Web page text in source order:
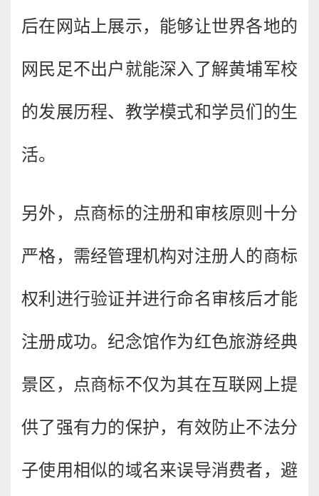
后在网站上展示，能够让世界各地的
网民足不出户就能深入了解黄埔军校
的发展历程、教学模式和学员们的生
活。
另外，点商标的注册和审核原则十分
严格，需经管理机构对注册人的商标
权利进行验证并进行命名审核后才能
注册成功。纪念馆作为红色旅游经典
景区，点商标不仅为其在互联网上提
供了强有力的保护，有效防止不法分
子使用相似的域名来误导消费者，避